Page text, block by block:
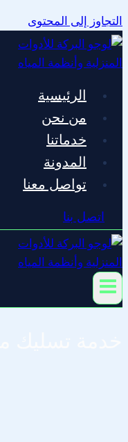
التجاوز إلى المحتوى
الرئيسية
من نحن
خدماتنا
المدونة
تواصل معنا
اتصل بنا